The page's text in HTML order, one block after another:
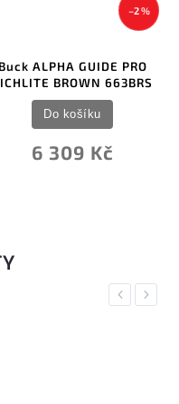
GUIDE PRO
BROWN 663BRS
6 309 Kč
Do košíku
Tops
Previous
Next